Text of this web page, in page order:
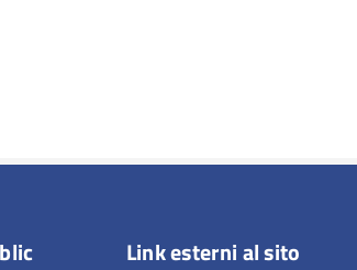
Link esterni al sito